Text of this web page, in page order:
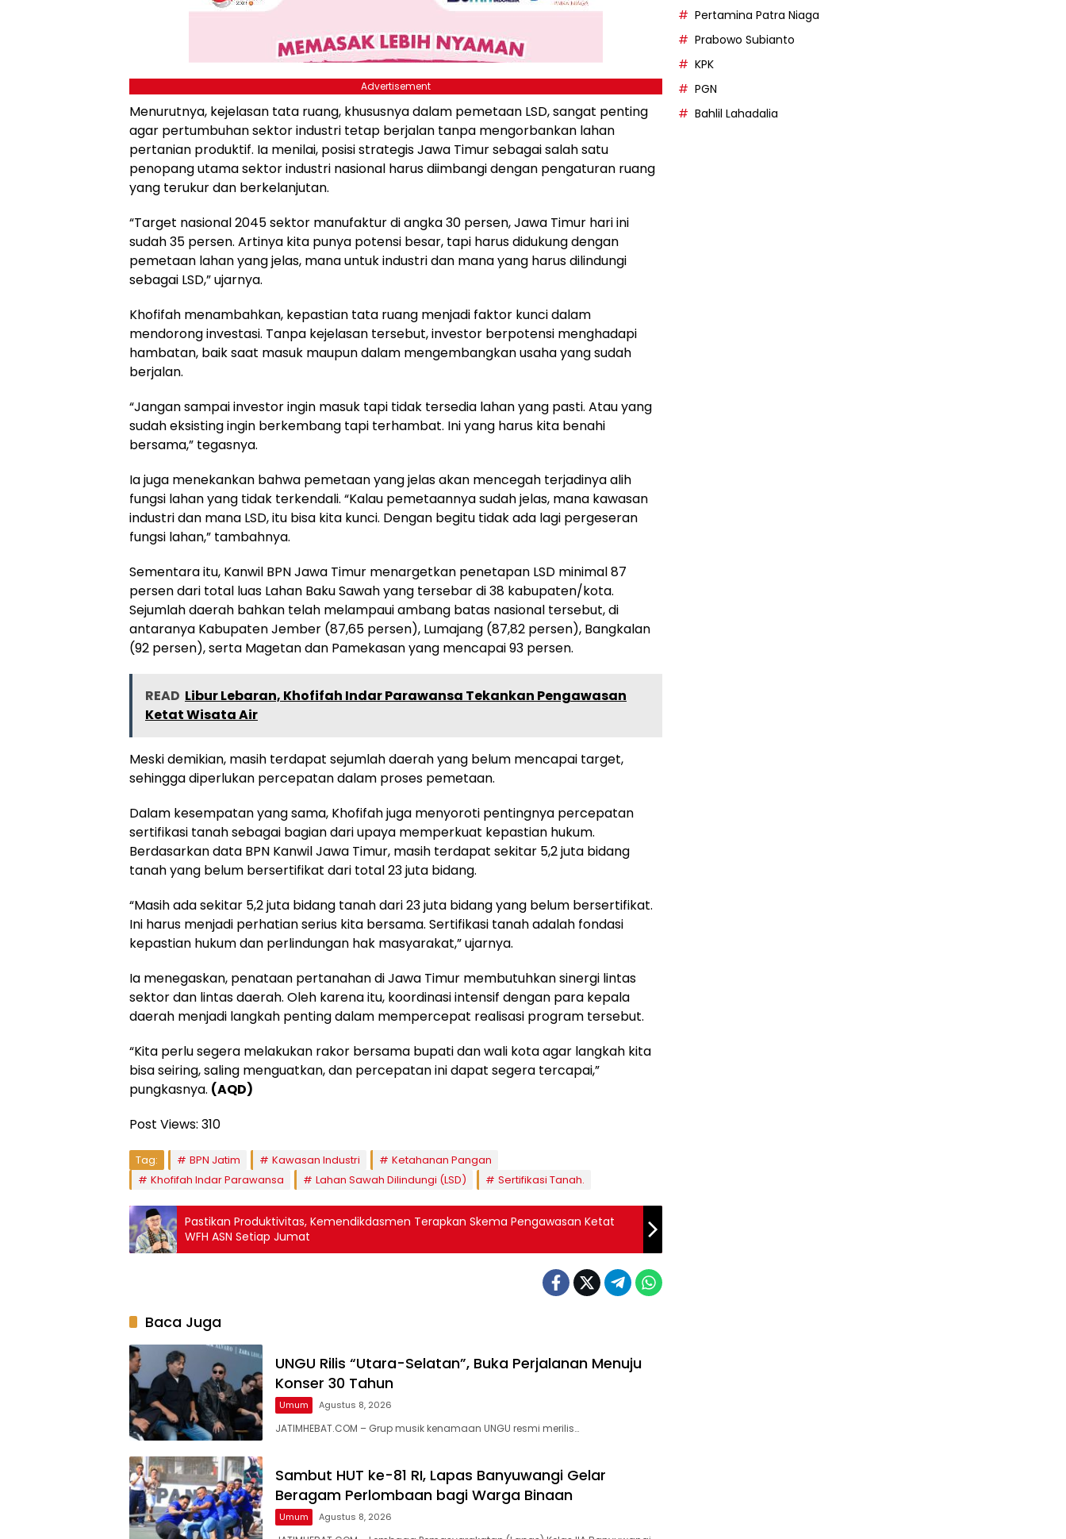
Advertisement
Menurutnya, kejelasan tata ruang, khususnya dalam pemetaan LSD, sangat penting
agar pertumbuhan sektor industri tetap berjalan tanpa mengorbankan lahan
pertanian produktif. Ia menilai, posisi strategis Jawa Timur sebagai salah satu
penopang utama sektor industri nasional harus diimbangi dengan pengaturan ruang
yang terukur dan berkelanjutan.
“Target nasional 2045 sektor manufaktur di angka 30 persen, Jawa Timur hari ini
sudah 35 persen. Artinya kita punya potensi besar, tapi harus didukung dengan
pemetaan lahan yang jelas, mana untuk industri dan mana yang harus dilindungi
sebagai LSD,” ujarnya.
Khofifah menambahkan, kepastian tata ruang menjadi faktor kunci dalam
mendorong investasi. Tanpa kejelasan tersebut, investor berpotensi menghadapi
hambatan, baik saat masuk maupun dalam mengembangkan usaha yang sudah
berjalan.
“Jangan sampai investor ingin masuk tapi tidak tersedia lahan yang pasti. Atau yang
sudah eksisting ingin berkembang tapi terhambat. Ini yang harus kita benahi
bersama,” tegasnya.
Ia juga menekankan bahwa pemetaan yang jelas akan mencegah terjadinya alih
fungsi lahan yang tidak terkendali. “Kalau pemetaannya sudah jelas, mana kawasan
industri dan mana LSD, itu bisa kita kunci. Dengan begitu tidak ada lagi pergeseran
fungsi lahan,” tambahnya.
Sementara itu, Kanwil BPN Jawa Timur menargetkan penetapan LSD minimal 87
persen dari total luas Lahan Baku Sawah yang tersebar di 38 kabupaten/kota.
Sejumlah daerah bahkan telah melampaui ambang batas nasional tersebut, di
antaranya Kabupaten Jember (87,65 persen), Lumajang (87,82 persen), Bangkalan
(92 persen), serta Magetan dan Pamekasan yang mencapai 93 persen.
READ Libur Lebaran, Khofifah Indar Parawansa Tekankan Pengawasan
Ketat Wisata Air
Meski demikian, masih terdapat sejumlah daerah yang belum mencapai target,
sehingga diperlukan percepatan dalam proses pemetaan.
Dalam kesempatan yang sama, Khofifah juga menyoroti pentingnya percepatan
sertifikasi tanah sebagai bagian dari upaya memperkuat kepastian hukum.
Berdasarkan data BPN Kanwil Jawa Timur, masih terdapat sekitar 5,2 juta bidang
tanah yang belum bersertifikat dari total 23 juta bidang.
“Masih ada sekitar 5,2 juta bidang tanah dari 23 juta bidang yang belum bersertifikat.
Ini harus menjadi perhatian serius kita bersama. Sertifikasi tanah adalah fondasi
kepastian hukum dan perlindungan hak masyarakat,” ujarnya.
Ia menegaskan, penataan pertanahan di Jawa Timur membutuhkan sinergi lintas
sektor dan lintas daerah. Oleh karena itu, koordinasi intensif dengan para kepala
daerah menjadi langkah penting dalam mempercepat realisasi program tersebut.
“Kita perlu segera melakukan rakor bersama bupati dan wali kota agar langkah kita
bisa seiring, saling menguatkan, dan percepatan ini dapat segera tercapai,”
pungkasnya. (AQD)
Post Views: 310
Tag: BPN Jatim Kawasan Industri
Ketahanan Pangan
Khofifah Indar Parawansa
Lahan Sawah Dilindungi (LSD) Sertifikasi Tanah.
Pastikan Produktivitas, Kemendikdasmen Terapkan Skema Pengawasan Ketat
WFH ASN Setiap Jumat
Baca Juga
UNGU Rilis “Utara-Selatan”, Buka Perjalanan Menuju
Konser 30 Tahun
Umum Agustus 8, 2026
JATIMHEBAT.COM – Grup musik kenamaan UNGU resmi merilis…
Sambut HUT ke-81 RI, Lapas Banyuwangi Gelar
Beragam Perlombaan bagi Warga Binaan
Umum Agustus 8, 2026
Pertamina Patra Niaga
Prabowo Subianto
KPK
PGN
Bahlil Lahadalia